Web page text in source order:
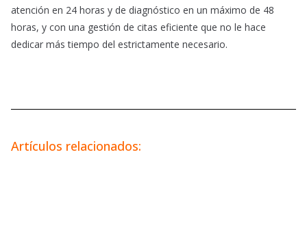
atención en 24 horas y de diagnóstico en un máximo de 48
horas, y con una gestión de citas eficiente que no le hace
dedicar más tiempo del estrictamente necesario.
Artículos relacionados: